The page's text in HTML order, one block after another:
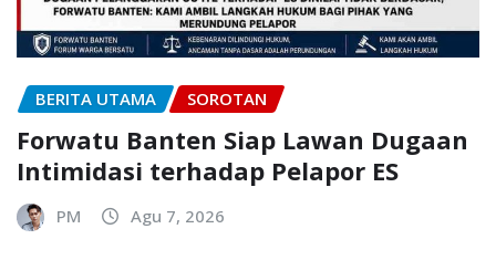
BERITA UTAMA SOROTAN
Forwatu Banten Siap Lawan Dugaan
Intimidasi terhadap Pelapor ES
PM Agu 7, 2026